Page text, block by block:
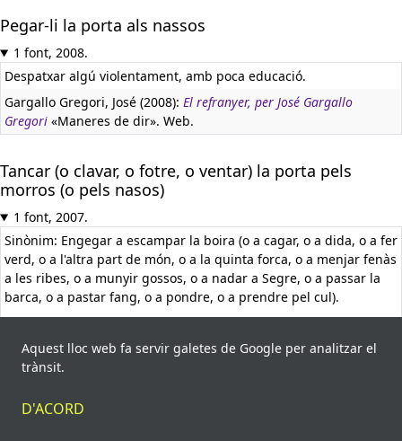
Pegar-li la porta als nassos
1 font, 2008.
Despatxar algú violentament, amb poca educació.
Gargallo Gregori, José (2008): El refranyer, per José Gargallo
Gregori «Maneres de dir». Web.
Tancar (o clavar, o fotre, o ventar) la porta pels
morros (o pels nasos)
1 font, 2007.
Sinònim: Engegar a escampar la boira (o a cagar, o a dida, o a fer
verd, o a l'altra part de món, o a la quinta forca, o a menjar fenàs
a les ribes, o a munyir gossos, o a nadar a Segre, o a passar la
barca, o a pastar fang, o a pondre, o a prendre pel cul).
Equivalent en castellà:Cerrar (o dar con) la puerta en las
narices.
Espunyes, Josep (2007):
Aquest lloc web fa servir galetes de Google per analitzar el
trànsit.
D'ACORD